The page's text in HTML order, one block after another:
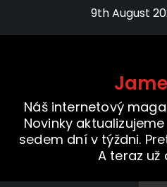
9th August
Náš internetový
Novinky
sedem dní v týždni.
A teraz už